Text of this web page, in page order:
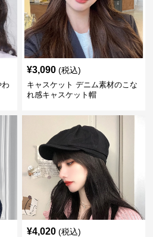
わ
¥3,090 (税込)
キャスケット デニム素材のこな
れ感キャスケット帽
¥4,020 (税込)